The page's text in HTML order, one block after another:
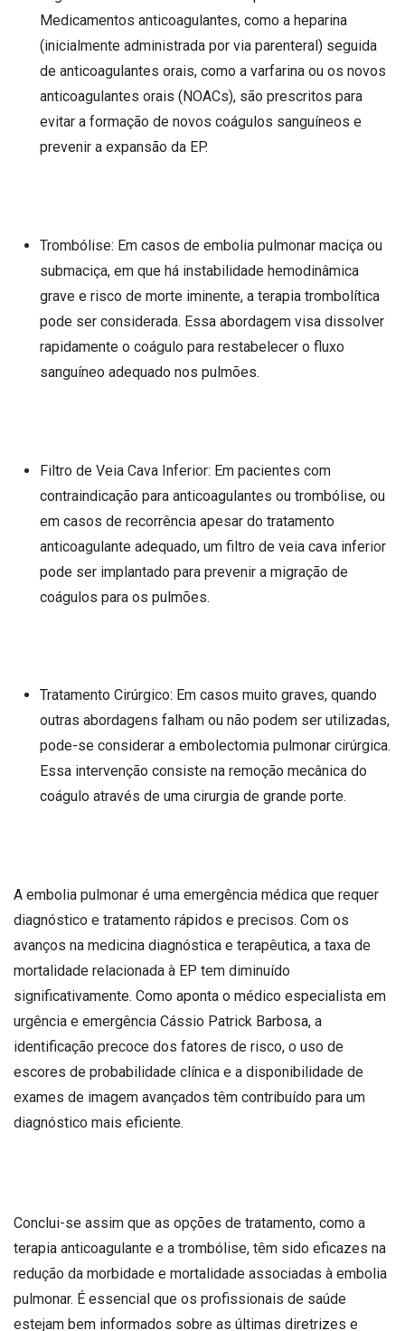
Medicamentos anticoagulantes, como a heparina
(inicialmente administrada por via parenteral) seguida
de anticoagulantes orais, como a varfarina ou os novos
anticoagulantes orais (NOACs), são prescritos para
evitar a formação de novos coágulos sanguíneos e
prevenir a expansão da EP.
Trombólise: Em casos de embolia pulmonar maciça ou
submaciça, em que há instabilidade hemodinâmica
grave e risco de morte iminente, a terapia trombolítica
pode ser considerada. Essa abordagem visa dissolver
rapidamente o coágulo para restabelecer o fluxo
sanguíneo adequado nos pulmões.
Filtro de Veia Cava Inferior: Em pacientes com
contraindicação para anticoagulantes ou trombólise, ou
em casos de recorrência apesar do tratamento
anticoagulante adequado, um filtro de veia cava inferior
pode ser implantado para prevenir a migração de
coágulos para os pulmões.
Tratamento Cirúrgico: Em casos muito graves, quando
outras abordagens falham ou não podem ser utilizadas,
pode-se considerar a embolectomia pulmonar cirúrgica.
Essa intervenção consiste na remoção mecânica do
coágulo através de uma cirurgia de grande porte.
A embolia pulmonar é uma emergência médica que requer
diagnóstico e tratamento rápidos e precisos. Com os
avanços na medicina diagnóstica e terapêutica, a taxa de
mortalidade relacionada à EP tem diminuído
significativamente. Como aponta o médico especialista em
urgência e emergência Cássio Patrick Barbosa, a
identificação precoce dos fatores de risco, o uso de
escores de probabilidade clínica e a disponibilidade de
exames de imagem avançados têm contribuído para um
diagnóstico mais eficiente.
Conclui-se assim que as opções de tratamento, como a
terapia anticoagulante e a trombólise, têm sido eficazes na
redução da morbidade e mortalidade associadas à embolia
pulmonar. É essencial que os profissionais de saúde
estejam bem informados sobre as últimas diretrizes e